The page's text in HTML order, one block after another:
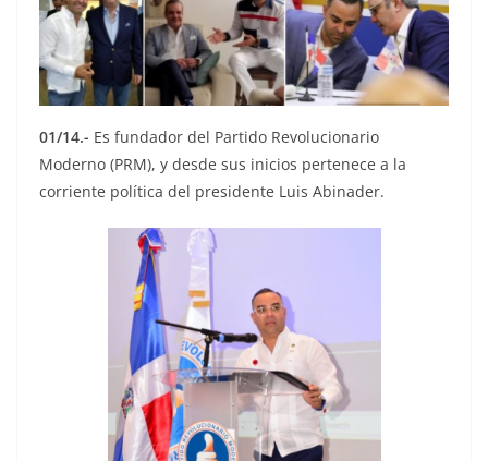
01/14.- Es fundador del Partido Revolucionario
Moderno (PRM), y desde sus inicios pertenece a la
corriente política del presidente Luis Abinader.